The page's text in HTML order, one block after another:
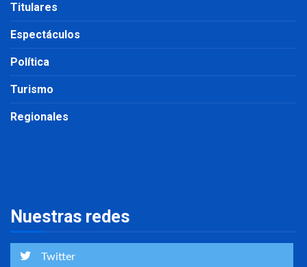
Titulares
Espectáculos
Política
Turismo
Regionales
Nuestras redes
Twitter